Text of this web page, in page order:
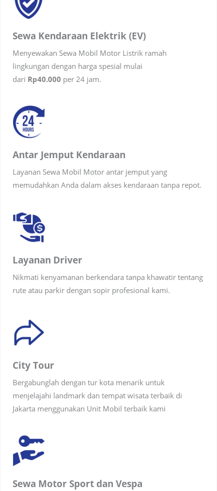
Sewa Kendaraan Elektrik (EV)
Menyewakan Sewa Mobil Motor Listrik ramah
lingkungan dengan harga spesial mulai
dari Rp40.000 per 24 jam.
Antar Jemput Kendaraan
Layanan Sewa Mobil Motor antar jemput yang
memudahkan Anda dalam akses kendaraan tanpa repot.
Layanan Driver
Nikmati kenyamanan berkendara tanpa khawatir tentang
rute atau parkir dengan sopir profesional kami.
City Tour
Bergabunglah dengan tur kota menarik untuk
menjelajahi landmark dan tempat wisata terbaik di
Jakarta menggunakan Unit Mobil terbaik kami
Sewa Motor Sport dan Vespa